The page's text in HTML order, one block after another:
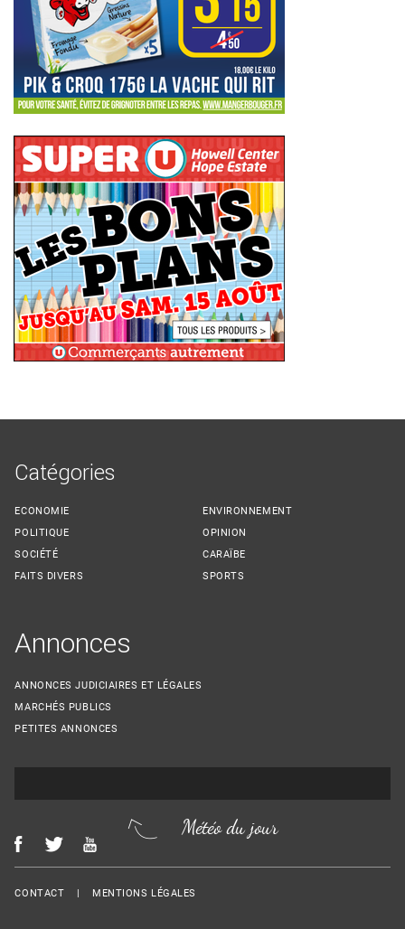
Catégories
ECONOMIE
POLITIQUE
SOCIÉTÉ
FAITS DIVERS
ENVIRONNEMENT
OPINION
CARAÏBE
SPORTS
Annonces
ANNONCES JUDICIAIRES ET LÉGALES
MARCHÉS PUBLICS
PETITES ANNONCES
Météo du jour
Menu Footer
CONTACT MENTIONS LÉGALES